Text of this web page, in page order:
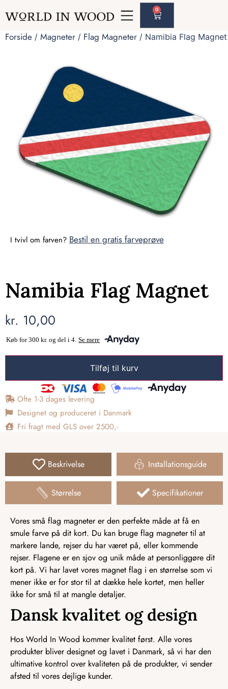
0
Forside / Magneter / Flag Magneter / Namibia Flag Magnet
I tvivl om farven? Bestil en gratis farveprøve
Namibia Flag Magnet
kr. 10,00
Tilføj til kurv
Ofte 1-3 dages levering
Designet og produceret i Danmark
Fri fragt med GLS over 2500,-
Beskrivelse
Størrelse
Installationsguide
Specifikationer
Vores små flag magneter er den perfekte måde at få en
smule farve på dit kort. Du kan bruge flag magneter til at
markere lande, rejser du har været på, eller kommende
rejser. Flagene er en sjov og unik måde at personliggøre dit
kort på. Vi har lavet vores magnet flag i en størrelse som vi
mener ikke er for stor til at dække hele kortet, men heller
ikke for små til at mangle detaljer.
Dansk kvalitet og design
Hos World In Wood kommer kvalitet først. Alle vores
produkter bliver designet og lavet i Danmark, så vi har den
ultimative kontrol over kvaliteten på de produkter, vi sender
afsted til vores dejlige kunder.